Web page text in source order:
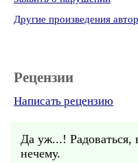
Другие произведения
Рецензии
Написать рецензию
Да уж...! Радоваться,
нечему.